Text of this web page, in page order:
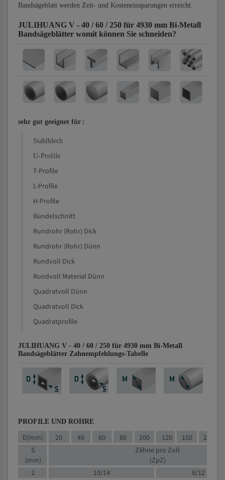
Bandsägeblatt werden Zeit- und Kosteneinsparungen erreicht.
JULIHUANG V - 40 / 60 / 250 für 4930 mm Bi-Metall
Bandsägeblätter womit können Sie schneiden?
sehr gut geeignet für :
Stahlblech
U-Profile
T-Profile
L-Profile
H-Profile
Bündelschnitt
Rundrohr (Rohr) Dick
Rundrohr (Rohr) Dünn
Rundvoll Dick
Rundvoll Material Dünn
Quadratvoll Dünn
Quadratvoll Dick
Quadratprofile
JULIHUANG V - 40 / 60 / 250 für 4930 mm Bi-Metall
Bandsägeblätter Zahnempfehlungs-Tabelle
PROFILE UND ROHRE
D(mm) 20 40 60 80 100 120 150 200
S
(mm)
Zähne pro Zoll
(ZpZ)
2
10/14
8/12